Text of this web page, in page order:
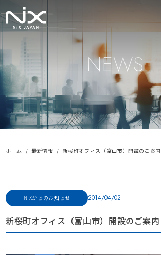
NEWS
ホーム 最新情報 新桜町オフィス（富山市）開設のご案内
NiXからのお知らせ 2014/04/02
新桜町オフィス（富山市）開設のご案内